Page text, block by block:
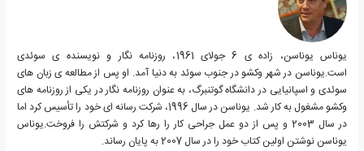
یوناس یوناسن، زاده ی 6 جولای 1961، روزنامه نگار و نویسنده ی سوئدی
است.یوناسن در شهر وکشو در جنوب سوئد به دنیا آمد. او پس از مطالعه ی زبان های
سوئدی و اسپانیایی در دانشگاه گوتنبرگ، به عنوان روزنامه نگار در یکی از روزنامه های
وکشو مشغول به کار شد. یوناسن در سال 1996، شرکت رسانه ای خود را تأسیس کرد اما
در سال 2003 و پس از دو عمل جراحی کار را رها کرد و شرکتش را فروخت.یوناس
یوناسن نوشتن اولین کتاب خود را در سال 2007 به پایان رساند.